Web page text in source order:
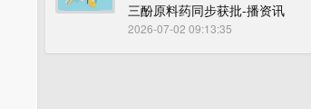
三酚原料药同步获批-播资讯
2026-07-02 09:13:35